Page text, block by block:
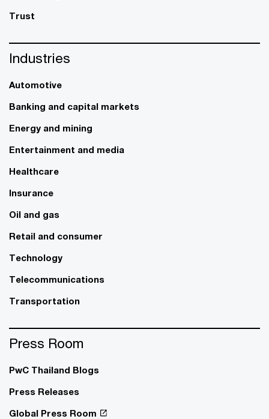
Trust
Industries
Automotive
Banking and capital markets
Energy and mining
Entertainment and media
Healthcare
Insurance
Oil and gas
Retail and consumer
Technology
Telecommunications
Transportation
Press Room
PwC Thailand Blogs
Press Releases
Global Press Room